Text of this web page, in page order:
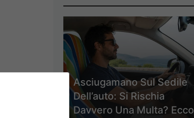
Asciugamano Sul Sedile
Dell’auto: Si Rischia
Davvero Una Multa? Ecco